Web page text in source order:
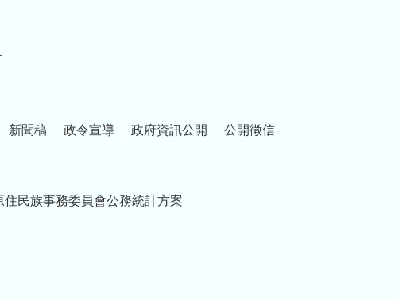
新聞稿 政令宣導 政府資訊公開 公開徵信
住民族事務委員會公務統計方案